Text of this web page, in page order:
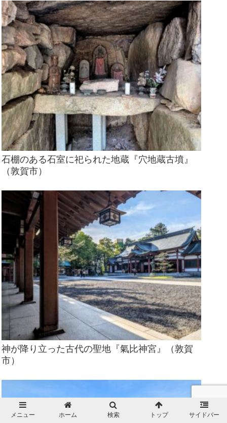
石棚のある石室に祀られた地蔵『穴地蔵古墳』
（敦賀市）
神が降り立った古代の聖地『氣比神宮』（敦賀
市）
メニュー ホーム 検索 トップ サイドバー